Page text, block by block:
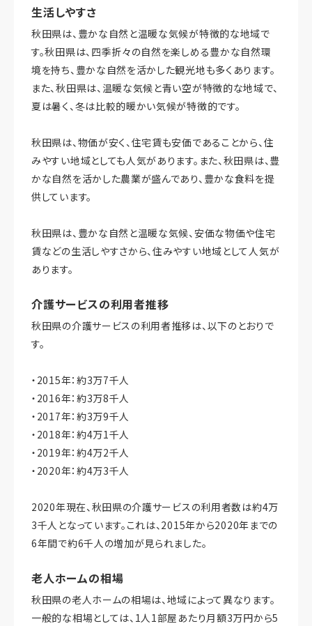
生活しやすさ
秋田県は、豊かな自然と温暖な気候が特徴的な地域で
す。秋田県は、四季折々の自然を楽しめる豊かな自然環
境を持ち、豊かな自然を活かした観光地も多くあります。
また、秋田県は、温暖な気候と青い空が特徴的な地域で、
夏は暑く、冬は比較的暖かい気候が特徴的です。
秋田県は、物価が安く、住宅賃も安価であることから、住
みやすい地域としても人気があります。また、秋田県は、豊
かな自然を活かした農業が盛んであり、豊かな食料を提
供しています。
秋田県は、豊かな自然と温暖な気候、安価な物価や住宅
賃などの生活しやすさから、住みやすい地域として人気が
あります。
介護サービスの利用者推移
秋田県の介護サービスの利用者推移は、以下のとおりで
す。
・2015年：約3万7千人
・2016年：約3万8千人
・2017年：約3万9千人
・2018年：約4万1千人
・2019年：約4万2千人
・2020年：約4万3千人
2020年現在、秋田県の介護サービスの利用者数は約4万
3千人となっています。これは、2015年から2020年までの
6年間で約6千人の増加が見られました。
老人ホームの相場
秋田県の老人ホームの相場は、地域によって異なります。
一般的な相場としては、1人1部屋あたり月額3万円から5